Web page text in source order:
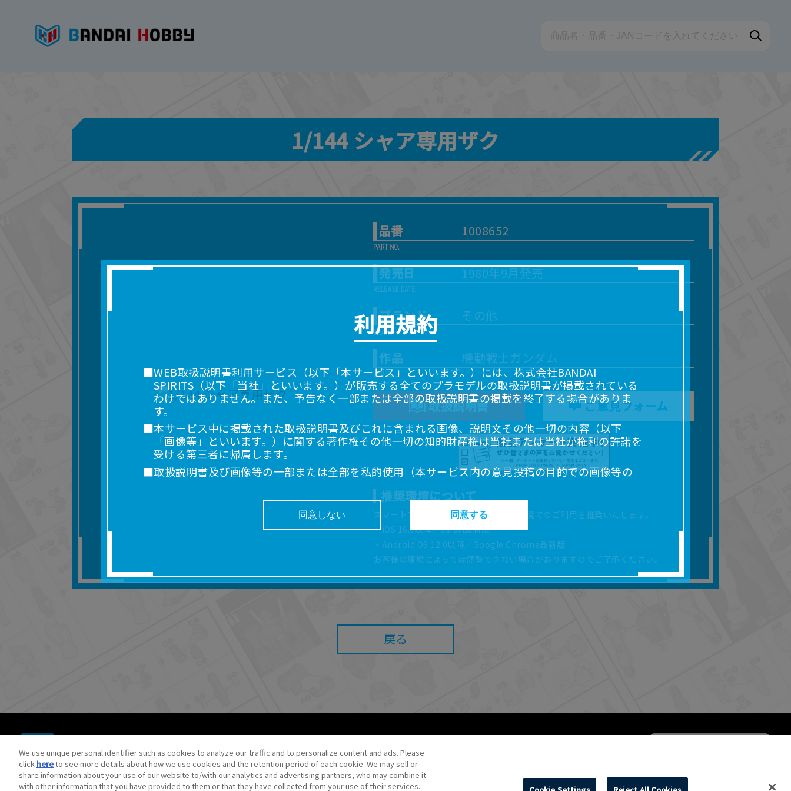
1/144 シャア専用ザク
品番 1008652
発売日 1980年9月発売
ブランド その他
作品 機動戦士ガンダム
取扱説明書 ご意見フォーム
推奨環境について
スマートフォン、タブレットは以下の環境でのご利用を推奨いたします。
・iOS 16.0以降／safari最新版
・Android OS 12.0以降／Google Chrome最新版
お客様の環境によっては閲覧できない場合がありますのでご了承ください。
戻る
©創通・サンライズ ©創通・サンライズ・MBS
©SOTSU・SUNRISE ©SOTSU・SUNRISE・MBS
©Nintendo・Creatures・GAME FREAK・TV Tokyo・ShoPro・JR Kikaku ©Pokémon
©Pokémon. ©Nintendo/Creatures Inc./GAME FREAK inc.
We use unique personal identifier such as cookies to analyze our traffic and to personalize content and ads. Please
click hereto see more details about how we use cookies and the retention period of each cookie. We may sell or
share information about your use of our website to/with our analytics and advertising partners, who may combine it
with other information that you have provided to them or that they have collected from your use of their services.
利用規約
■WEB取扱説明書利用サービス（以下「本サービス」といいます。）には、株式会社BANDAI
SPIRITS（以下「当社」といいます。）が販売する全てのプラモデルの取扱説明書が掲載されている
わけではありません。また、予告なく一部または全部の取扱説明書の掲載を終了する場合がありま
す。
■本サービス中に掲載された取扱説明書及びこれに含まれる画像、説明文その他一切の内容（以下
「画像等」といいます。）に関する著作権その他一切の知的財産権は当社または当社が権利の許諾を
受ける第三者に帰属します。
■取扱説明書及び画像等の一部または全部を私的使用（本サービス内の意見投稿の目的での画像等の
れに限りません。）することは禁止いたします。
■掲載している取扱説明書は、お客様が購入された商品に同梱されたものと異なる場合があります。
■対象商品仕様の変更などにより、取扱説明書の内容は予告なく変更される場合があります。
■当社は、取扱説明書の正確性確保に努めておりますが、取扱説明書の完全性を保証するものではあ
■お客様のご利用環境によっては、本サービスをご利用いただけない場合があります。
器、ネットワークへの障害（コンピューターウィルスに起因する障害を含みます。）等が生じたとし
■当社は、本サービスの内容・条件を予告なく変更または停止することがあります。また当社は、本
同意しない 同意する